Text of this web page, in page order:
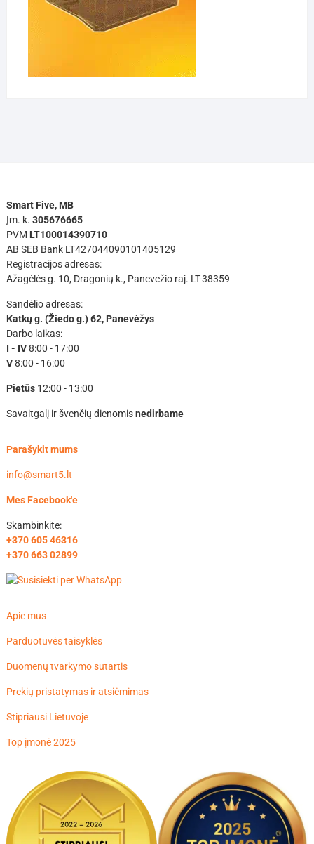
Smart Five, MB
Įm. k. 305676665
PVM LT100014390710
AB SEB Bank LT427044090101405129
Registracijos adresas:
Ažagėlės g. 10, Dragonių k., Panevežio raj. LT-38359
Sandėlio adresas:
Katkų g. (Žiedo g.) 62, Panevėžys
Darbo laikas:
I - IV8:00 - 17:00
V8:00 - 16:00
Pietūs12:00 - 13:00
Savaitgalį ir švenčių dienomisnedirbame
Parašykit mums
info@smart5.lt
Mes Facebook'e
Skambinkite:
+370 605 46316
+370 663 02899
Apie mus
Parduotuvės taisyklės
Duomenų tvarkymo sutartis
Prekių pristatymas ir atsiėmimas
Stipriausi Lietuvoje
Top įmonė 2025